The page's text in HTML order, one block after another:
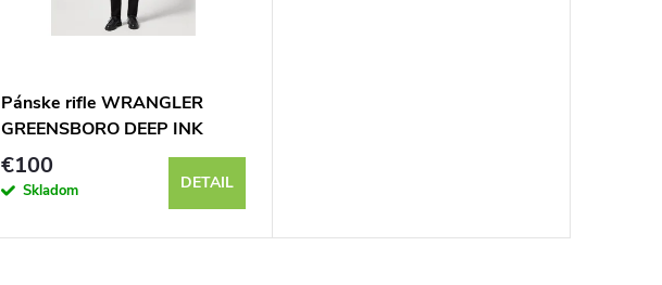
Pánske rifle WRANGLER
GREENSBORO DEEP INK
112357393
€100
Skladom DETAIL